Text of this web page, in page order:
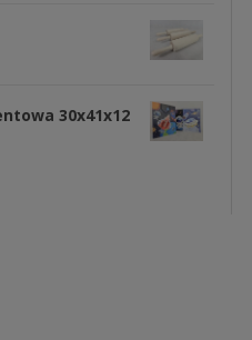
30x41x12